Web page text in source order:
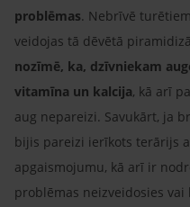
problēmas. Nebrīvē
veidojas tā dēvētā
nozīmē, ka, dzīvniekam
vitamīna un kalcija, kā arī
aug nepareizi. Savukārt, ja
bijis pareizi ierīkots terārijs
apgaismojumu, kā arī ir
problēmas neizveidosies vai